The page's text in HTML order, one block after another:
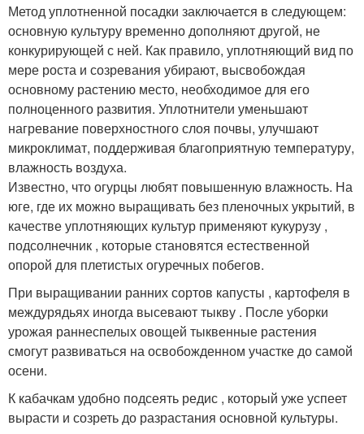
Метод уплотненной посадки заключается в следующем:
основную культуру временно дополняют другой, не
конкурирующей с ней. Как правило, уплотняющий вид по
мере роста и созревания убирают, высвобождая
основному растению место, необходимое для его
полноценного развития. Уплотнители уменьшают
нагревание поверхностного слоя почвы, улучшают
микроклимат, поддерживая благоприятную температуру,
влажность воздуха.
Известно, что огурцы любят повышенную влажность. На
юге, где их можно выращивать без пленочных укрытий, в
качестве уплотняющих культур применяют кукурузу ,
подсолнечник , которые становятся естественной
опорой для плетистых огуречных побегов.
При выращивании ранних сортов капусты , картофеля в
междурядьях иногда высевают тыкву . После уборки
урожая раннеспелых овощей тыквенные растения
смогут развиваться на освобожденном участке до самой
осени.
К кабачкам удобно подсеять редис , который уже успеет
вырасти и созреть до разрастания основной культуры.